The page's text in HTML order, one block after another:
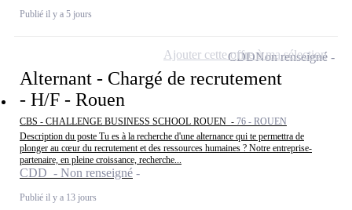
Publié il y a 5 jours
Alternant - Chargé de recrutement
- H/F - Rouen
CBS - CHALLENGE BUSINESS SCHOOL ROUEN - 76 - ROUEN
Description du poste Tu es à la recherche d'une alternance qui te permettra de
plonger au cœur du recrutement et des ressources humaines ? Notre entreprise-
partenaire, en pleine croissance, recherche...
CDD - Non renseigné
Publié il y a 13 jours
CDDNon renseigné
Ajouter cette offre à ma sélection